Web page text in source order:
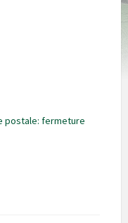
postale: fermeture